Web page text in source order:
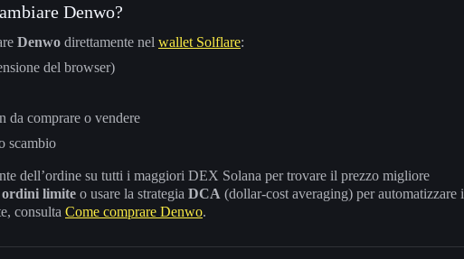
Denwo?
Denwo direttamente nel wallet Solflare:
del browser)
da comprare o vendere
scambio
dell’ordine su tutti i maggiori DEX Solana per trovare il prezzo migliore
ordini limite o usare la strategia DCA (dollar-cost averaging) per automatizzare i
consulta Come comprare Denwo.